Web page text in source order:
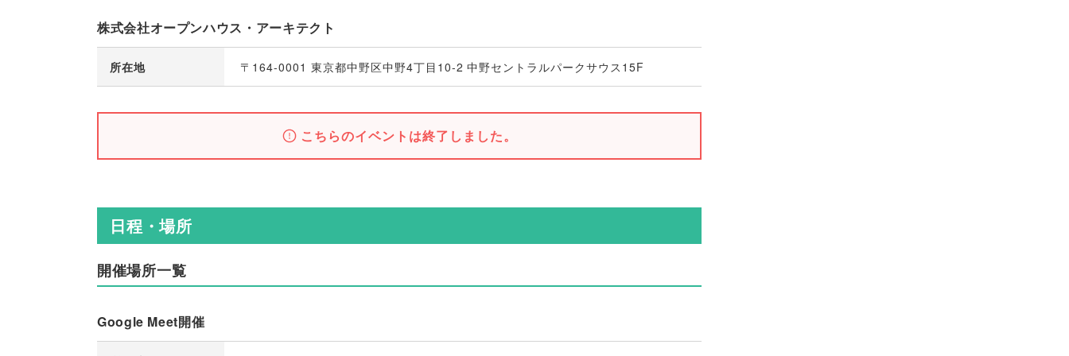
株式会社オープンハウス・アーキテクト
所在地 〒164-0001 東京都中野区中野4丁目10-2 中野セントラルパークサウス15F
こちらのイベントは終了しました。
日程・場所
開催場所一覧
Google Meet開催